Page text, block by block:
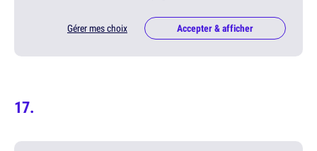
Gérer mes choix Accepter & afficher